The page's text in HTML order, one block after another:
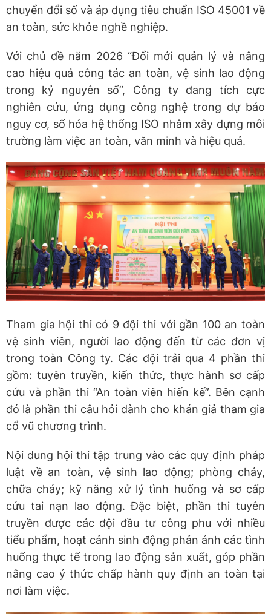
chuyển đổi số và áp dụng tiêu chuẩn ISO 45001 về
an toàn, sức khỏe nghề nghiệp.
Với chủ đề năm 2026 “Đổi mới quản lý và nâng
cao hiệu quả công tác an toàn, vệ sinh lao động
trong kỷ nguyên số”, Công ty đang tích cực
nghiên cứu, ứng dụng công nghệ trong dự báo
nguy cơ, số hóa hệ thống ISO nhằm xây dựng môi
trường làm việc an toàn, văn minh và hiệu quả.
Tham gia hội thi có 9 đội thi với gần 100 an toàn
vệ sinh viên, người lao động đến từ các đơn vị
trong toàn Công ty. Các đội trải qua 4 phần thi
gồm: tuyên truyền, kiến thức, thực hành sơ cấp
cứu và phần thi “An toàn viên hiến kế”. Bên cạnh
đó là phần thi câu hỏi dành cho khán giả tham gia
cổ vũ chương trình.
Nội dung hội thi tập trung vào các quy định pháp
luật về an toàn, vệ sinh lao động; phòng cháy,
chữa cháy; kỹ năng xử lý tình huống và sơ cấp
cứu tai nạn lao động. Đặc biệt, phần thi tuyên
truyền được các đội đầu tư công phu với nhiều
tiểu phẩm, hoạt cảnh sinh động phản ánh các tình
huống thực tế trong lao động sản xuất, góp phần
nâng cao ý thức chấp hành quy định an toàn tại
nơi làm việc.